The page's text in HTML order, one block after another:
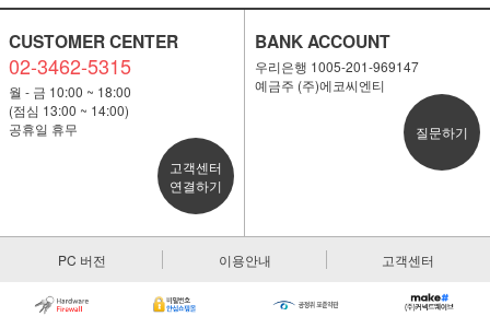
CUSTOMER CENTER
02-3462-5315
월 - 금 10:00 ~ 18:00
(점심 13:00 ~ 14:00)
공휴일 휴무
고객센터
연결하기
BANK ACCOUNT
우리은행 1005-201-969147
예금주 (주)에코씨엔티
질문하기
PC 버전 이용안내 고객센터